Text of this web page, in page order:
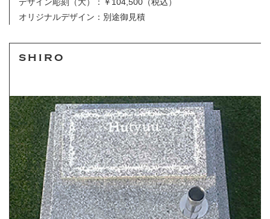
オリジナルデザイン：別途御見積
SHIRO